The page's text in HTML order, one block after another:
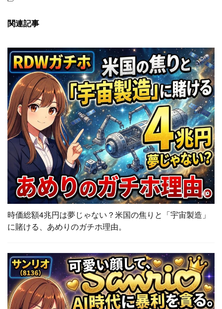
関連記事
時価総額4兆円は夢じゃない？米国の焦りと「宇宙製造」
に賭ける、あめりのガチホ理由。